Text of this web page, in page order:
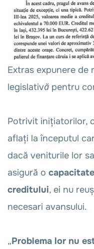
Extras expunere
legislativă pentru
Potrivit inițiatorilor,
aflați la începutul
dacă veniturile lor
asigură o
creditului, ei nu
necesari avansului.
„Problema lor nu